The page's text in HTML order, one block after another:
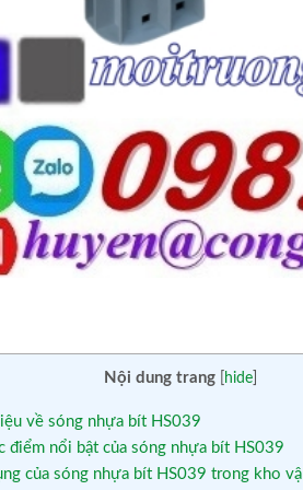
Nội dung trang hide]
về sóng nhựa bít HS039
điểm nổi bật của sóng nhựa bít HS039
của sóng nhựa bít HS039 trong kho